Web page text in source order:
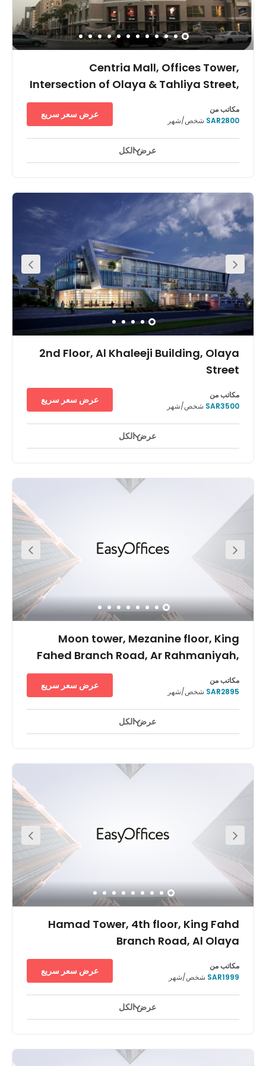
Centria Mall, Offices Tower,
Intersection of Olaya & Tahliya Street,
ساحات للاستراحة
variety of high ranked restaurants that can be accessed
from the office side. In addition, there are lots of hotels in
walking distance so that your visiting clients can have
easy access to the centre. The re are many leisure
facilities close by, including many fitness centres. The
space is also near many banks, supermarkets and other
conveniences. This is a sought-after space owing to its
accessibility.
مكاتب من
SAR2800 شخص/شهر
عرض سعر سريع
عرض الكل
2nd Floor, Al Khaleeji Building, Olaya
Street
ساحات للاستراحة
surrounded by other business centers, top companies,
banks, and shops. Close by there is a number of hotels
and restaurants at which you can accommodate your
visiting clients. Outside of work, you can explore and
enjoy the nearby shopping malls which house many
quality retailers as well as cultural attractions. This
cultured community also enjoys a convention and
exhibition centre where you can host conferences and
مكاتب من
SAR3500 شخص/شهر
عرض سعر سريع
عرض الكل
Moon tower, Mezanine floor, King
Fahed Branch Road, Ar Rahmaniyah,
ساحات للاستراحة
27 طابق وأحد أفضل المواقف في المدينة، ويجذب هذا الموقع الكثير من
مكاتب من
SAR2895 شخص/شهر
عرض سعر سريع
عرض الكل
Hamad Tower, 4th floor, King Fahd
Branch Road, Al Olaya
ساحات للاستراحة
في الطابق الرابع في برج حمَد المذهل البالغ طوله 200 متر. مع توفير
المركز لمكاتب للإيجار والمناطق المشتركة وقاعات الاجتماعات التي
مكاتب من
SAR1999شخص/شهر
عرض سعر سريع
عرض الكل